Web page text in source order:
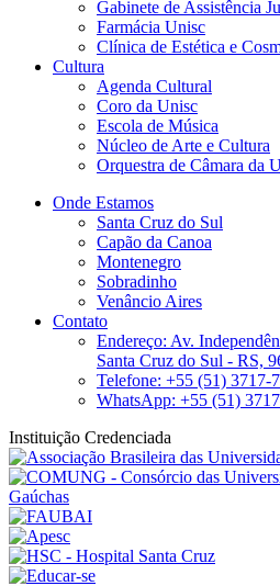
Gabinete de Assistência
Farmácia Unisc
Clínica de Estética e
Cultura
Agenda Cultural
Coro da Unisc
Escola de Música
Núcleo de Arte e Cultura
Orquestra de Câmara da
Onde Estamos
Santa Cruz do Sul
Capão da Canoa
Montenegro
Sobradinho
Venâncio Aires
Contato
Endereço: Av.
Santa Cruz do Sul - RS,
Telefone: +55 (51) 3717-
WhatsApp: +55 (51)
Instituição Credenciada